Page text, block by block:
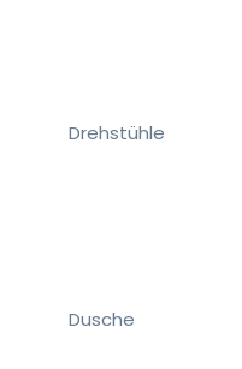
Drehstühle
Dusche